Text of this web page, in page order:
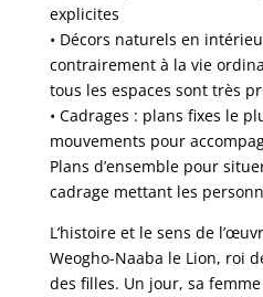
explicites
• Décors naturels en
contrairement à la vie
tous les espaces sont très
• Cadrages : plans fixes le
mouvements pour
Plans d’ensemble pour
cadrage mettant les
L’histoire et le sens de
Weogho-Naaba le Lion, roi
des filles. Un jour, sa